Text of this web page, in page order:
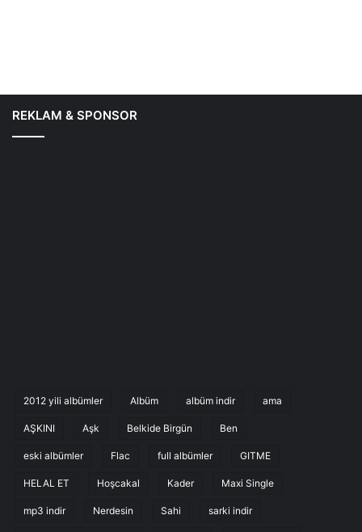
REKLAM & SPONSOR
2012 yili albümler Albüm albüm indir ama
AŞKINI Aşk Belkide Birgün Ben
eski albümler Flac full albümler GITME
HELAL ET Hoşcakal Kader Maxi Single
mp3 indir Nerdesin Sahi sarki indir